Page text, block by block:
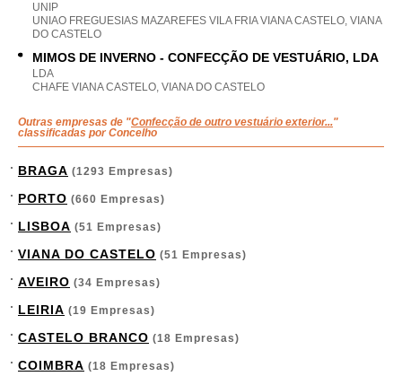
UNIP
UNIAO FREGUESIAS MAZAREFES VILA FRIA VIANA CASTELO, VIANA
DO CASTELO
MIMOS DE INVERNO - CONFECÇÃO DE VESTUÁRIO, LDA
LDA
CHAFE VIANA CASTELO, VIANA DO CASTELO
Outras empresas de "Confecção de outro vestuário exterior..."
classificadas por Concelho
BRAGA (1293 Empresas)
PORTO (660 Empresas)
LISBOA (51 Empresas)
VIANA DO CASTELO (51 Empresas)
AVEIRO (34 Empresas)
LEIRIA (19 Empresas)
CASTELO BRANCO (18 Empresas)
COIMBRA (18 Empresas)